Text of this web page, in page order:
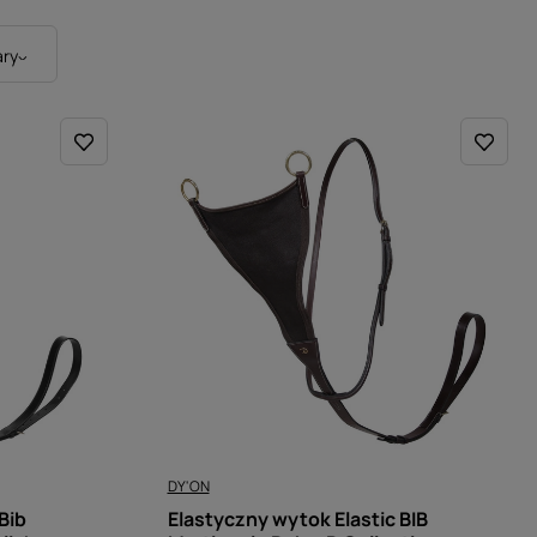
DY'ON
Elastyczny wytok Elastic BIB